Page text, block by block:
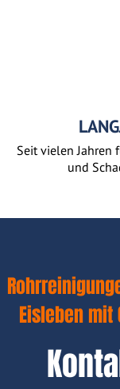
Seit vielen Jahren
und
Eisleben